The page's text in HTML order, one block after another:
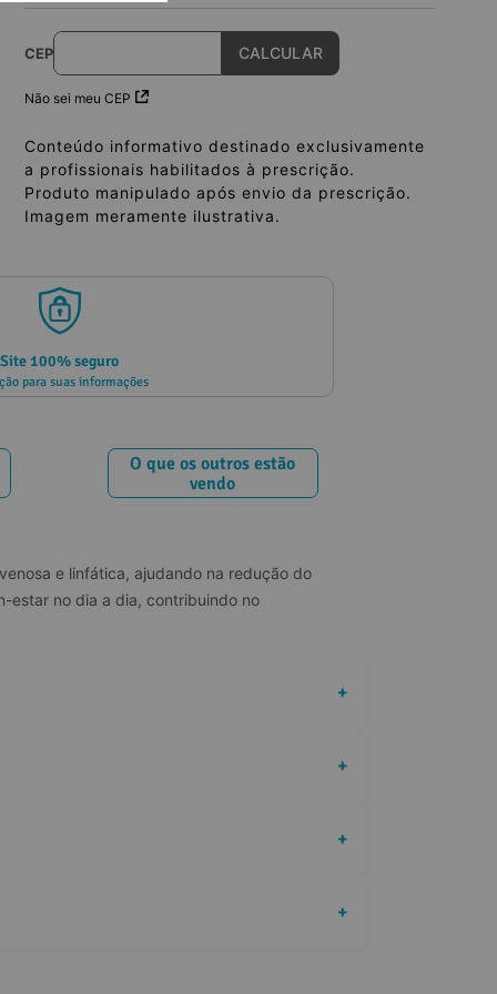
CEP
Não sei meu CEP
Conteúdo informativo destinado exclusivamente
a profissionais habilitados à prescrição.
Produto manipulado após envio da prescrição.
Imagem meramente ilustrativa.
Site 100% seguro
para suas informações
O que os outros estão
vendo
e linfática, ajudando na redução do
estar no dia a dia, contribuindo no
+
+
+
+